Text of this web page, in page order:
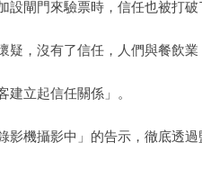
閘門來驗票時，信任也被打破
，沒有了信任，人們與餐飲業
立起信任關係」。
機攝影中」的告示，徹底透